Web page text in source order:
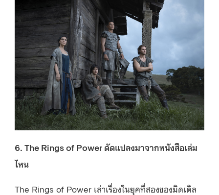
6. The Rings of Power ดัดแปลงมาจากหนังสือเล่ม
ไหน
The Rings of Power เล่าเรื่องในยุคที่สองของมิดเดิล